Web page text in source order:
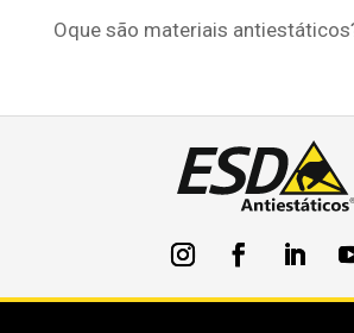
Oque são materiais